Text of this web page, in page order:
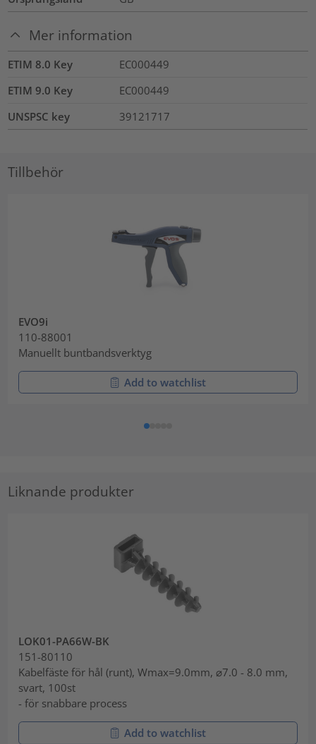
Mer information
ETIM 8.0 Key
EC000449
ETIM 9.0 Key
EC000449
UNSPSC key
39121717
Tillbehör
EVO9i
110-88001
Manuellt buntbandsverktyg
Add to watchlist
Liknande produkter
LOK01-PA66W-BK
151-80110
Kabelfäste för hål (runt), Wmax=9.0mm, ⌀7.0 - 8.0 mm,
svart, 100st
- för snabbare process
Add to watchlist